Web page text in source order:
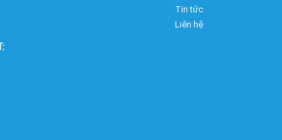
Tin tức
Liên hệ